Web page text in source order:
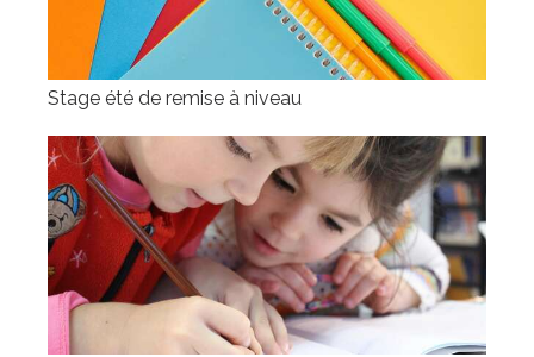
Stage été de remise à niveau